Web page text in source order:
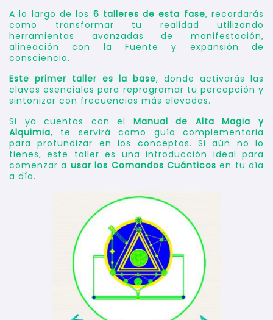
A lo largo de los 6 talleres de esta fase, recordarás
como transformar tu realidad utilizando
herramientas avanzadas de manifestación,
alineación con la Fuente y expansión de
consciencia.
Este primer taller es la base, donde activarás las
claves esenciales para reprogramar tu percepción y
sintonizar con frecuencias más elevadas.
Si ya cuentas con el Manual de Alta Magia y
Alquimia, te servirá como guía complementaria
para profundizar en los conceptos. Si aún no lo
tienes, este taller es una introducción ideal para
comenzar a usar los Comandos Cuánticos en tu día
a día.